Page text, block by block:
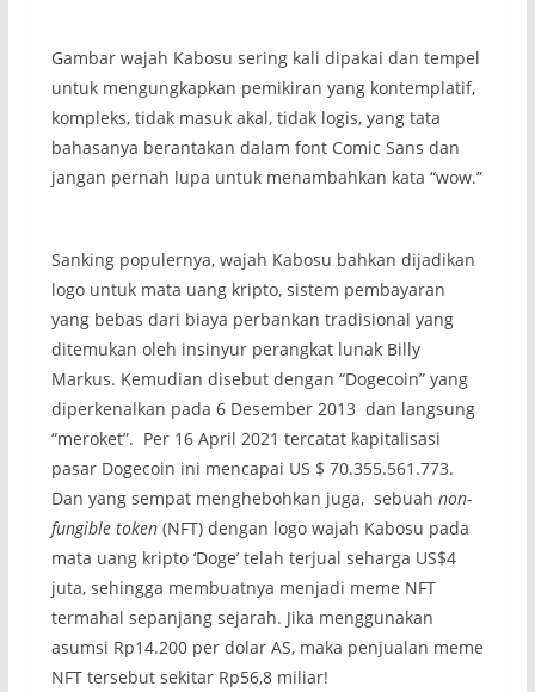
Gambar wajah Kabosu sering kali dipakai dan tempel
untuk mengungkapkan pemikiran yang kontemplatif,
kompleks, tidak masuk akal, tidak logis, yang tata
bahasanya berantakan dalam font Comic Sans dan
jangan pernah lupa untuk menambahkan kata “wow.”
Sanking populernya, wajah Kabosu bahkan dijadikan
logo untuk mata uang kripto, sistem pembayaran
yang bebas dari biaya perbankan tradisional yang
ditemukan oleh insinyur perangkat lunak Billy
Markus. Kemudian disebut dengan “Dogecoin” yang
diperkenalkan pada 6 Desember 2013 dan langsung
“meroket”. Per 16 April 2021 tercatat kapitalisasi
pasar Dogecoin ini mencapai US $ 70.355.561.773.
Dan yang sempat menghebohkan juga, sebuah non-
fungible token(NFT) dengan logo wajah Kabosu pada
mata uang kripto ‘Doge’ telah terjual seharga US$4
juta, sehingga membuatnya menjadi meme NFT
termahal sepanjang sejarah. Jika menggunakan
asumsi Rp14.200 per dolar AS, maka penjualan meme
NFT tersebut sekitar Rp56,8 miliar!